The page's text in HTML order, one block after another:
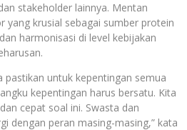
stakeholder lainnya. Mentan
yang krusial sebagai sumber protein
harmonisasi di level kebijakan
pastikan untuk kepentingan semua
kepentingan harus bersatu. Kita
cepat soal ini. Swasta dan
dengan peran masing-masing,” kata